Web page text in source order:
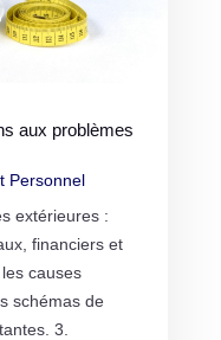
aux problèmes
Personnel
extérieures :
financiers et
causes
schémas de
3.